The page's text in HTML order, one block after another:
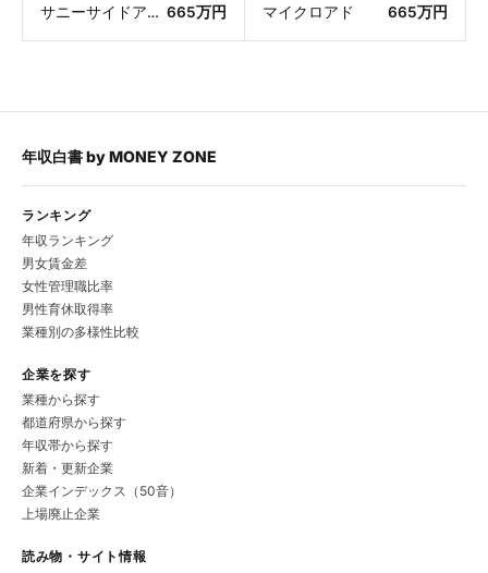
サニーサイドアップグループ 665万円 マイクロアド 665万円
年収白書byMONEY ZONE
ランキング
年収ランキング
男女賃金差
女性管理職比率
男性育休取得率
業種別の多様性比較
企業を探す
業種から探す
都道府県から探す
年収帯から探す
新着・更新企業
企業インデックス（50音）
上場廃止企業
読み物・サイト情報